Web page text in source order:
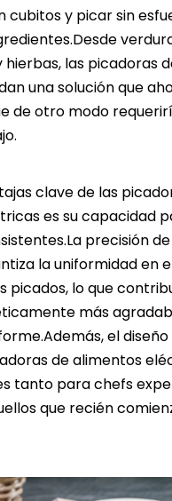
cubitos y picar sin
hierbas, las picadoras
una solución que
de otro modo
clave de las
es su capacidad
precisión
la uniformidad en
picados, lo que
más
el
de alimentos
tanto para chefs
que recién